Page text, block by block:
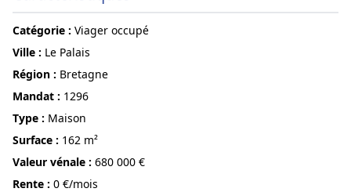
Catégorie : Viager occupé
ville : Le Palais
région : Bretagne
Mandat : 1296
Type : Maison
surface : 162 m²
Valeur vénale : 680 000 €
Rente : 0 €/mois